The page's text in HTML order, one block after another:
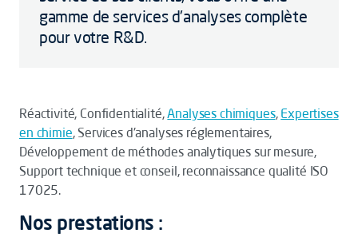
gamme de services d'analyses complète
pour votre R&D.
Réactivité, Confidentialité,Analyses chimiques, Expertises
en chimie, Services d'analyses réglementaires,
Développement de méthodes analytiques sur mesure,
Support technique et conseil, reconnaissance qualité ISO
17025.
Nos prestations :